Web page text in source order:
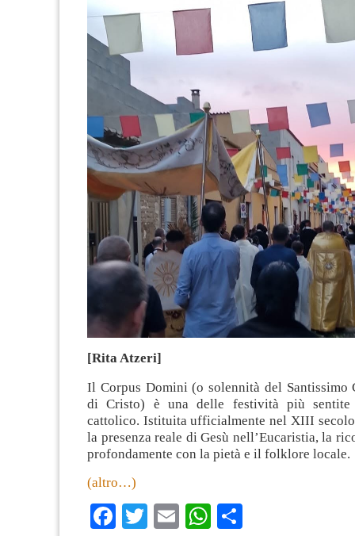
[Rita Atzeri]
Il Corpus Domini (o solennità del Santissimo
di Cristo) è una delle festività più sentite
cattolico. Istituita ufficialmente nel XIII
la presenza reale di Gesù nell’Eucaristia, la
profondamente con la pietà e il folklore locale.
(altro…)
Facebook
TwitterEmailWhatsApp